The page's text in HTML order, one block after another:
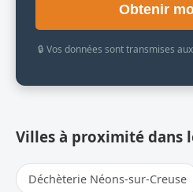
Obtenir
🔒 Vos données sont transmises
Villes à proximité dans
Déchèterie Néons-sur-Creuse